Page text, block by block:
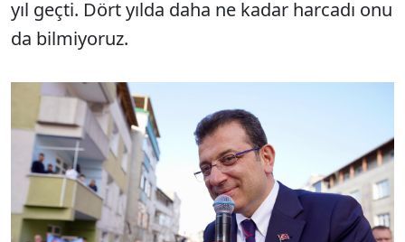
yıl geçti. Dört yılda daha ne kadar harcadı onu
da bilmiyoruz.